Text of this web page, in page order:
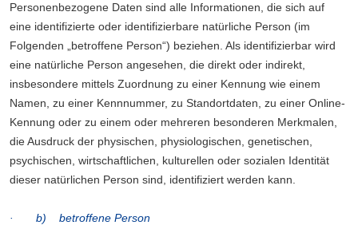
Personenbezogene Daten sind alle Informationen, die sich auf
eine identifizierte oder identifizierbare natürliche Person (im
Folgenden „betroffene Person“) beziehen. Als identifizierbar wird
eine natürliche Person angesehen, die direkt oder indirekt,
insbesondere mittels Zuordnung zu einer Kennung wie einem
Namen, zu einer Kennnummer, zu Standortdaten, zu einer Online-
Kennung oder zu einem oder mehreren besonderen Merkmalen,
die Ausdruck der physischen, physiologischen, genetischen,
psychischen, wirtschaftlichen, kulturellen oder sozialen Identität
dieser natürlichen Person sind, identifiziert werden kann.
· b) betroffene Person